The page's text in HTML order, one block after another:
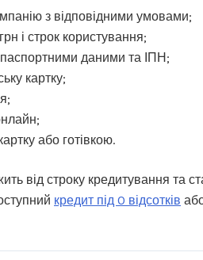
з відповідними умовами;
і строк користування;
даними та ІПН;
картку;
або готівкою.
від строку кредитування та
кредит під 0 відсотків